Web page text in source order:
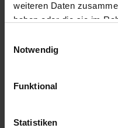
weiteren Daten
haben oder die sie im
Notwendig
Funktional
Statistiken